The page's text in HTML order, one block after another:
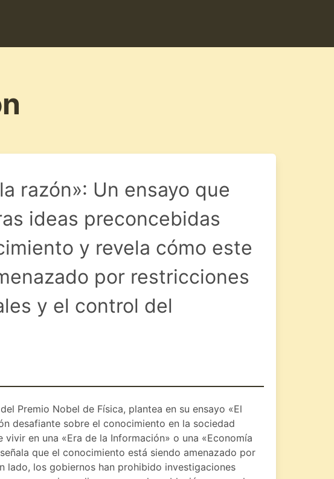
razón»: Un ensayo que
ideas preconcebidas
y revela cómo este
por restricciones
y el control del
Premio Nobel de Física, plantea en su ensayo «El
desafiante sobre el conocimiento en la sociedad
en una «Era de la Información» o una «Economía
que el conocimiento está siendo amenazado por
lado, los gobiernos han prohibido investigaciones